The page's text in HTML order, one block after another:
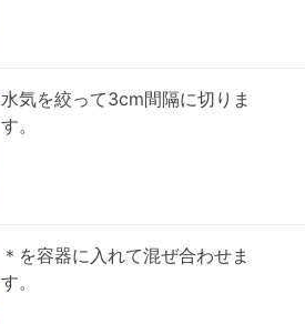
水気を絞って3cm間隔に切りま
す。
＊を容器に入れて混ぜ合わせま
す。